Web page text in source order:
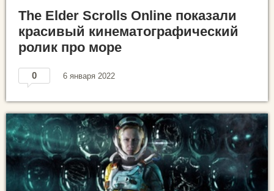
The Elder Scrolls Online показали
красивый кинематографический
ролик про море
0 6 января 2022